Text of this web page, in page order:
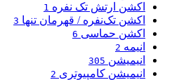
اکشن ارتش تک نفره 1
اکشن تک‌نفره / قهرمان تنها 3
اکشن حماسی 6
انیمه 2
انیمیشن 305
انیمیشن کامپیوتری 2